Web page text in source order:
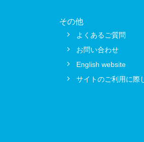
その他
よくあるご質問
お問い合わせ
English website
サイトのご利用に際